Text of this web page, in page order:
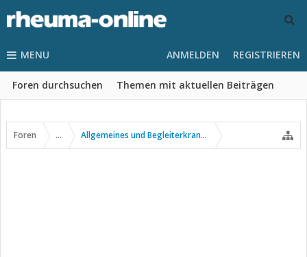
MENU
Foren durchsuchen Themen mit aktuellen Beiträgen
ANMELDEN REGISTRIEREN
Foren ... Allgemeines und Begleiterkrankungen